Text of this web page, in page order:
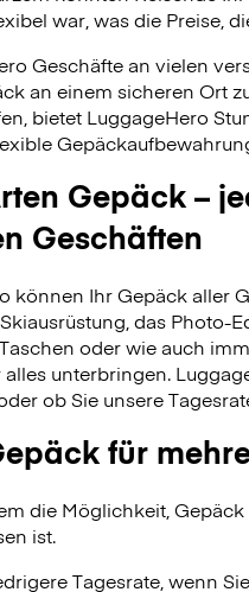
war, was die Preise,
Geschäfte an vielen
an einem sicheren Ort
bietet LuggageHero
Gepäck –
Geschäften
können Ihr Gepäck aller
das Photo-
oder wie auch
unterbringen.
ob Sie unsere
für
die Möglichkeit,
ist.
Tagesrate, wenn